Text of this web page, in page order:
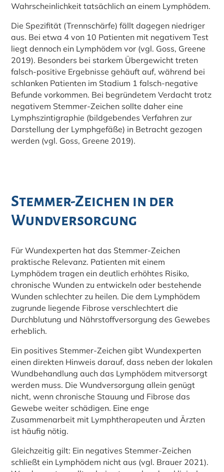
Wahrscheinlichkeit tatsächlich an einem Lymphödem.
Die Spezifität (Trennschärfe) fällt dagegen niedriger
aus. Bei etwa 4 von 10 Patienten mit negativem Test
liegt dennoch ein Lymphödem vor (vgl. Goss, Greene
2019). Besonders bei starkem Übergewicht treten
falsch-positive Ergebnisse gehäuft auf, während bei
schlanken Patienten im Stadium 1 falsch-negative
Befunde vorkommen. Bei begründetem Verdacht trotz
negativem Stemmer-Zeichen sollte daher eine
Lymphszintigraphie (bildgebendes Verfahren zur
Darstellung der Lymphgefäße) in Betracht gezogen
werden (vgl. Goss, Greene 2019).
Stemmer-Zeichen in der
Wundversorgung
Für Wundexperten hat das Stemmer-Zeichen
praktische Relevanz. Patienten mit einem
Lymphödem tragen ein deutlich erhöhtes Risiko,
chronische Wunden zu entwickeln oder bestehende
Wunden schlechter zu heilen. Die dem Lymphödem
zugrunde liegende Fibrose verschlechtert die
Durchblutung und Nährstoffversorgung des Gewebes
erheblich.
Ein positives Stemmer-Zeichen gibt Wundexperten
einen direkten Hinweis darauf, dass neben der lokalen
Wundbehandlung auch das Lymphödem mitversorgt
werden muss. Die Wundversorgung allein genügt
nicht, wenn chronische Stauung und Fibrose das
Gewebe weiter schädigen. Eine enge
Zusammenarbeit mit Lymphtherapeuten und Ärzten
ist häufig nötig.
Gleichzeitig gilt: Ein negatives Stemmer-Zeichen
schließt ein Lymphödem nicht aus (vgl. Brauer 2021).